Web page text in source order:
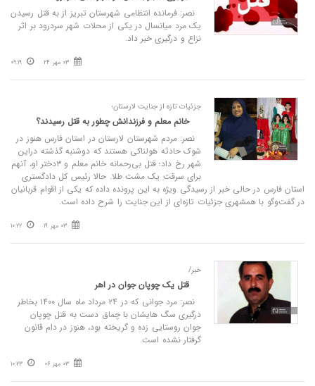
نصر: فرمانده انتظامی شهرستان تبریز از به قتل رسیدن
یک مرد میانسال در یکی از محلات شهر سردرود بر اثر
نزاع و درگیری خبر داد.
03 مهر 24 09:19
جزئیات تازه از جنایت لارستان؛
خانم معلم و فرزندانش چطور به قتل رسیدند؟
نصر: مردم شهرستان لارستان در استان فارس هنوز در
شوک حادثه هولناکی هستند که دوشنبه گذشته دراین
شهر رخ داد؛ قتل بی‌رحمانه خانم معلم و ۳دختر او، آنهم
برای سرقت یک مشت طلا. حالا رئیس کل دادگستری
استان فارس در حالی خبر از رسیدگی ویژه به این پرونده داده که یکی از اقوام قربانیان
در گفت‌وگو با همشهری جزئیات تازه‌ای از این جنایت را شرح داده است.
03 مهر 19 10:22
خبر/
قتل یک چوپان جوان در اهر
نصر: مرد جوانی که در ۲۴ مرداد ماه سال ۱۴۰۰ بخاطر
درگیری سگ هایشان با چماق دست به قتل چوپان
جوان روستایی زده و گریخته بود، هنوز در دام قانون
گرفتار نشده است.
03 مهر 06 10:23